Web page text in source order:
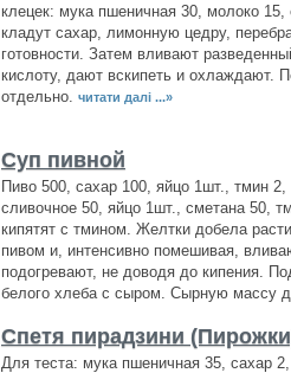
клецек: мука пшеничная 30, молоко
кладут сахар, лимонную цедру,
готовности. Затем вливают
кислоту, дают вскипеть и охлаждают.
отдельно.
читати далі ...»
Суп пивной
Пиво 500, сахар 100, яйцо 1шт., тмин
сливочное 50, яйцо 1шт., сметана 50,
кипятят с тмином. Желтки добела
пивом и, интенсивно помешивая,
подогревают, не доводя до кипения.
белого хлеба с сыром. Сырную массу
Спетя пирадзини
Для теста: мука пшеничная 35, сахар